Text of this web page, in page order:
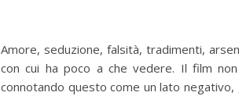
Amore, seduzione, falsità, tradimenti,
con cui ha poco a che vedere. Il film
connotando questo come un lato